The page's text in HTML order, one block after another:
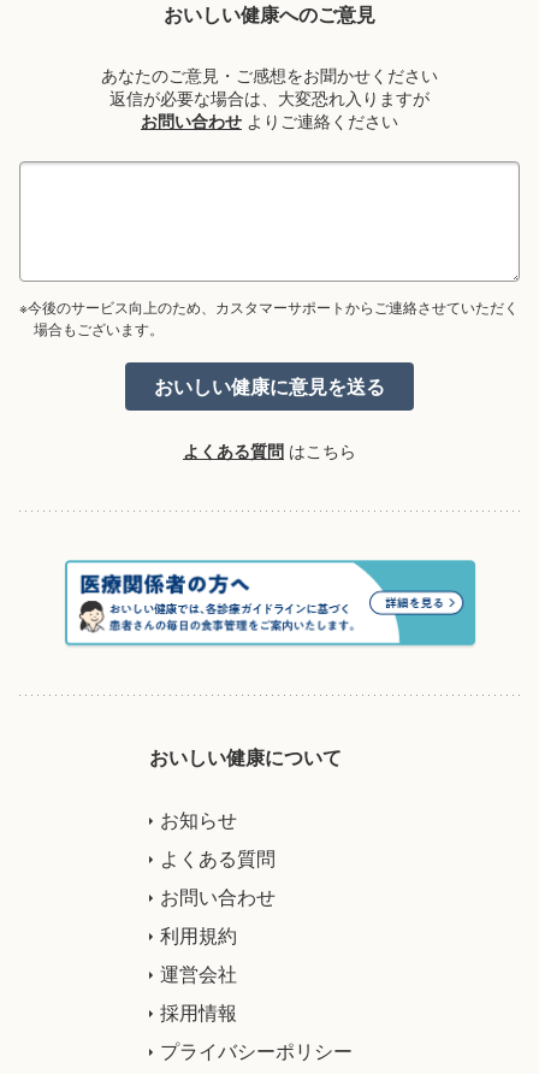
おいしい健康へのご意見
あなたのご意見・ご感想をお聞かせください
返信が必要な場合は、大変恐れ入りますが
お問い合わせ よりご連絡ください
※今後のサービス向上のため、カスタマーサポートからご連絡させていただく
場合もございます。
よくある質問 はこちら
おいしい健康について
お知らせ
よくある質問
お問い合わせ
利用規約
運営会社
採用情報
プライバシーポリシー